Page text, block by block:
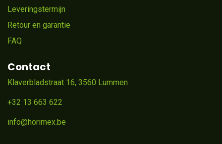
Leveringstermijn
Retour en garantie
FAQ
Contact
Klaverbladstraat 16, 3560 Lummen
+32 13 663 622
info@horimex.be